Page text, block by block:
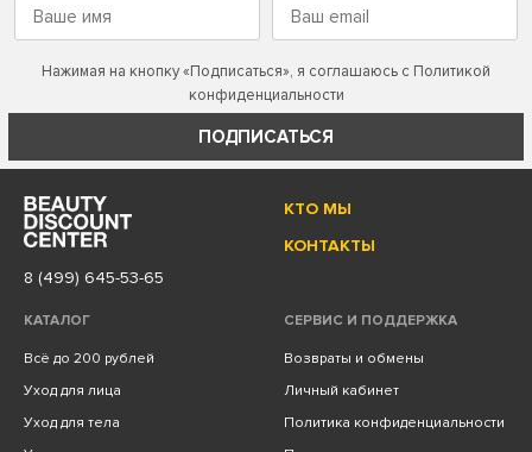
Нажимая на кнопку «Подписаться», я соглашаюсь с Политикой
конфиденциальности
ПОДПИСАТЬСЯ
КТО МЫ
КОНТАКТЫ
8 (499) 645-53-65
КАТАЛОГ
Всё до 200 рублей
Уход для лица
Уход для тела
СЕРВИС И ПОДДЕРЖКА
Возвраты и обмены
Личный кабинет
Политика конфиденциальности